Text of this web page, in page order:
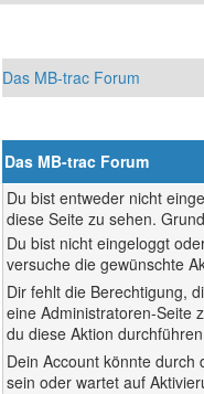
Das MB-trac Forum
Das MB-trac Forum
Du bist entweder nicht
diese Seite zu sehen.
Du bist nicht eingeloggt
versuche die gewünschte
Dir fehlt die Berechtigung,
eine Administratoren-Seite
du diese Aktion
Dein Account könnte durch
sein oder wartet auf